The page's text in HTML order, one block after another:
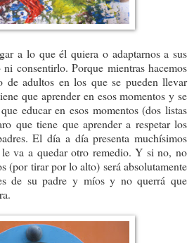
a lo que él quiera o adaptarnos a sus
consentirlo. Porque mientras hacemos
de adultos en los que se pueden llevar
que aprender en esos momentos y se
educar en esos momentos (dos listas
que tiene que aprender a respetar los
El día a día presenta muchísimos
va a quedar otro remedio. Y si no, no
(por tirar por lo alto) será absolutamente
de su padre y míos y no querrá que